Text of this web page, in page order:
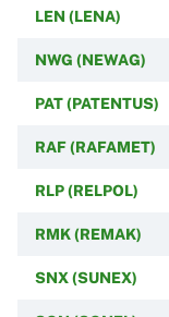
LEN (LENA)
NWG (NEWAG)
PAT (PATENTUS)
RAF (RAFAMET)
RLP (RELPOL)
RMK (REMAK)
SNX (SUNEX)